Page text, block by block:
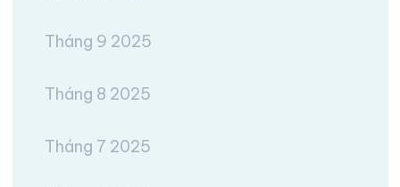
Tháng 9 2025
Tháng 8 2025
Tháng 7 2025